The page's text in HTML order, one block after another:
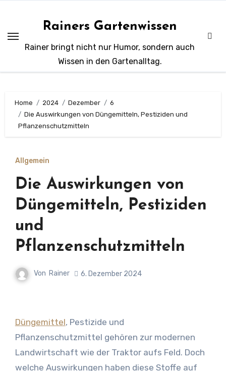
springen
Rainers Gartenwissen
Rainer bringt nicht nur Humor, sondern auch
Wissen in den Gartenalltag.
Home 2024 Dezember
6
Die Auswirkungen von Düngemitteln, Pestiziden und
Pflanzenschutzmitteln
Allgemein
Die Auswirkungen von
Düngemitteln, Pestiziden
und
Pflanzenschutzmitteln
Von Rainer 6. Dezember 2024
Düngemittel, Pestizide und
Pflanzenschutzmittel gehören zur modernen
Landwirtschaft wie der Traktor aufs Feld. Doch
welche Auswirkungen haben diese Stoffe auf